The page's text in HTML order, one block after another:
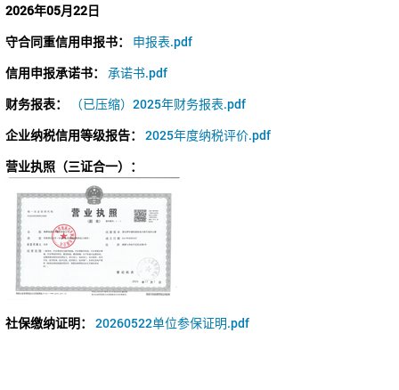
2026年05月22日
守合同重信用申报书：
申报表.pdf
信用申报承诺书：
承诺书.pdf
财务报表：
（已压缩）2025年财务报表.pdf
企业纳税信用等级报告：
2025年度纳税评价.pdf
营业执照（三证合一）：
社保缴纳证明： 20260522单位参保证明.pdf